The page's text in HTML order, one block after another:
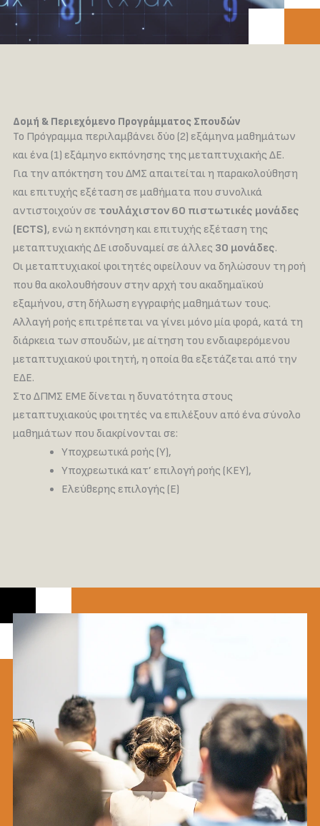
Δομή & Περιεχόμενο Προγράμματος Σπουδών
Το Πρόγραμμα περιλαμβάνει δύο (2) εξάμηνα μαθημάτων
και ένα (1) εξάμηνο εκπόνησης της μεταπτυχιακής ΔΕ.
Για την απόκτηση του ΔΜΣ απαιτείται η παρακολούθηση
και επιτυχής εξέταση σε μαθήματα που συνολικά
αντιστοιχούν σε τουλάχιστον 60 πιστωτικές μονάδες
(ECTS), ενώ η εκπόνηση και επιτυχής εξέταση της
μεταπτυχιακής ΔΕ ισοδυναμεί σε άλλες 30 μονάδες.
Οι μεταπτυχιακοί φοιτητές οφείλουν να δηλώσουν τη ροή
που θα ακολουθήσουν στην αρχή του ακαδημαϊκού
εξαμήνου, στη δήλωση εγγραφής μαθημάτων τους.
Αλλαγή ροής επιτρέπεται να γίνει μόνο μία φορά, κατά τη
διάρκεια των σπουδών, με αίτηση του ενδιαφερόμενου
μεταπτυχιακού φοιτητή, η οποία θα εξετάζεται από την
ΕΔΕ.
Στο ΔΠΜΣ ΕΜΕ δίνεται η δυνατότητα στους
μεταπτυχιακούς φοιτητές να επιλέξουν από ένα σύνολο
μαθημάτων που διακρίνονται σε:
Υποχρεωτικά ροής (Υ),
Υποχρεωτικά κατ’ επιλογή ροής (ΚΕΥ),
Ελεύθερης επιλογής (Ε)